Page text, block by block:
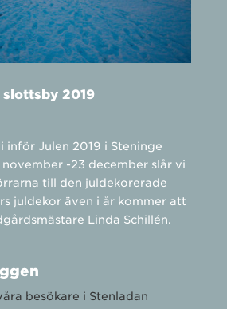
2019
inför Julen 2019 i Steninge
november -23 december slår vi
till den juldekorerade
juldekor även i år kommer att
Linda Schillén.
besökare i Stenladan